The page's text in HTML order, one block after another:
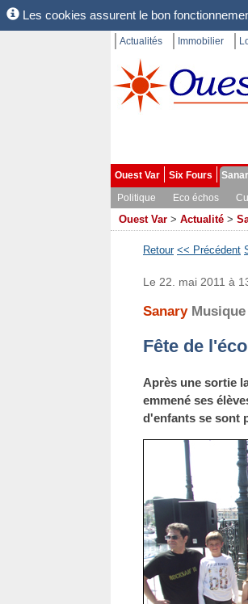
Les cookies assurent le bon
Actualités Immobilier
Ouest Var Six Fours
Politique
Eco échos
Ouest Var > Actualité >
Retour << Précédent
Le 22. mai 2011 à
Sanary Musique
Fête de
Après une sortie
emmené ses
d'enfants se sont